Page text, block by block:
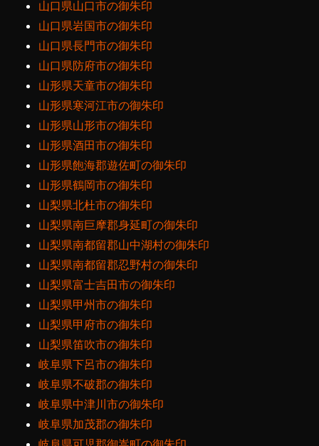
山口県山口市の御朱印
山口県岩国市の御朱印
山口県長門市の御朱印
山口県防府市の御朱印
山形県天童市の御朱印
山形県寒河江市の御朱印
山形県山形市の御朱印
山形県酒田市の御朱印
山形県飽海郡遊佐町の御朱印
山形県鶴岡市の御朱印
山梨県北杜市の御朱印
山梨県南巨摩郡身延町の御朱印
山梨県南都留郡山中湖村の御朱印
山梨県南都留郡忍野村の御朱印
山梨県富士吉田市の御朱印
山梨県甲州市の御朱印
山梨県甲府市の御朱印
山梨県笛吹市の御朱印
岐阜県下呂市の御朱印
岐阜県不破郡の御朱印
岐阜県中津川市の御朱印
岐阜県加茂郡の御朱印